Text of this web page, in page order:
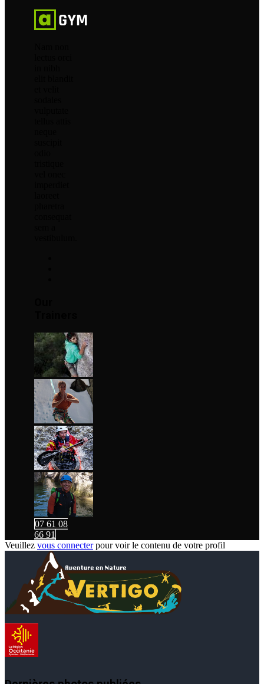
07 61 08
66 91
Veuillez vous connecterpour voir le contenu de votre profil